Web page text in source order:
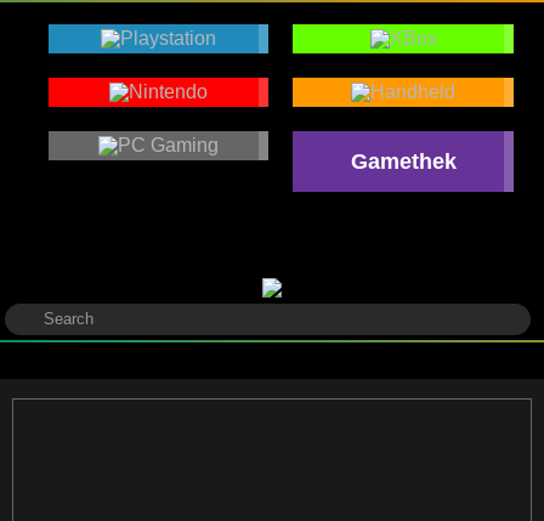
Gamethek